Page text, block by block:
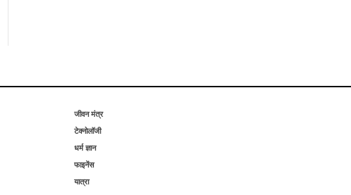
जीवन मंत्र
टेक्नोलॉजी
धर्म ज्ञान
फाइनेंस
यात्रा